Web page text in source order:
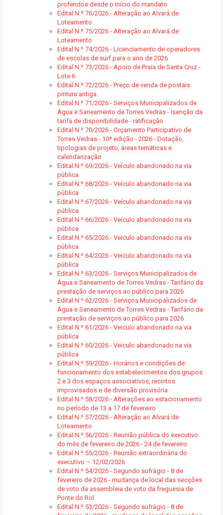
proferidos desde o início do mandato
Edital N.º 76/2026 - Alteração ao Alvará de
Loteamento
Edital N.º 75/2026 - Alteração ao Alvará de
Loteamento
Edital N.º 74/2026 - Licenciamento de operadores
de escolas de surf para o ano de 2026
Edital N.º 73/2026 - Apoio de Praia de Santa Cruz -
Lote 6
Edital N.º 72/2026 - Preço de venda de postais
pintura antiga
Edital N.º 71/2026 - Serviços Municipalizados de
Água e Saneamento de Torres Vedras - Isenção da
tarifa de disponibilidade - ratificação
Edital N.º 70/2026 - Orçamento Participativo de
Torres Vedras - 10ª edição - 2026 - Dotação,
tipologias de projeto, áreas temáticas e
calendarização
Edital N.º 69/2026 - Veículo abandonado na via
pública
Edital N.º 68/2026 - Veículo abandonado na via
pública
Edital N.º 67/2026 - Veículo abandonado na via
pública
Edital N.º 66/2026 - Veículo abandonado na via
pública
Edital N.º 65/2026 - Veiculo abandonado na via
pública
Edital N.º 64/2026 - Veiculo abandonado na via
pública
Edital N.º 63/2026 - Serviços Municipalizados de
Água e Saneamento de Torres Vedras - Tarifário da
prestação de serviços ao público para 2026
Edital N.º 62/2026 - Serviços Municipalizados de
Água e Saneamento de Torres Vedras - Tarifário da
prestação de serviços ao público para 2026
Edital N.º 61/2026 - Veiculo abandonado na via
pública
Edital N.º 60/2026 - Veiculo abandonado na via
pública
Edital N.º 59/2026 - Horários e condições de
funcionamento dos estabelecimentos dos grupos
2 e 3 dos espaços associativos, recintos
improvisados e de diversão provisória
Edital N.º 58/2026 - Alterações ao estacionamento
no período de 13 a 17 de fevereiro
Edital N.º 57/2026 - Alteração ao Alvará de
Loteamento
Edital N.º 56/2026 - Reunião pública do executivo
do mês de fevereiro de 2026 - 24 de fevereiro
Edital N.º 55/2026 - Reunião extraordinária do
executivo – 12/02/2026
Edital N.º 54/2026 - Segundo sufrágio - 8 de
fevereiro de 2026 - mudança de local das secções
de voto da assembleia de voto da freguesia de
Ponte do Rol
Edital N.º 53/2026 - Segundo sufrágio - 8 de